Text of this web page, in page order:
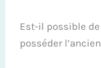
Est-il possible
posséder